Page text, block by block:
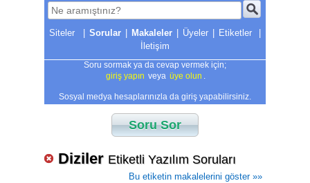
| Sorular | Makaleler | Üyeler | Etiketler
|
İletişim
Soru sormak ya da cevap vermek için;
giriş yapın veya üye olun
Sosyal medya hesaplarınızla da giriş yapabilirsiniz.
Soru Sor
Diziler Etiketli Yazılım Soruları
Bu etiketin makalelerini göster »»